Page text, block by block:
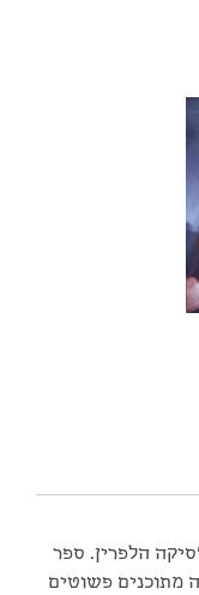
הלפרין. ספר
מתוכנים פשוטים